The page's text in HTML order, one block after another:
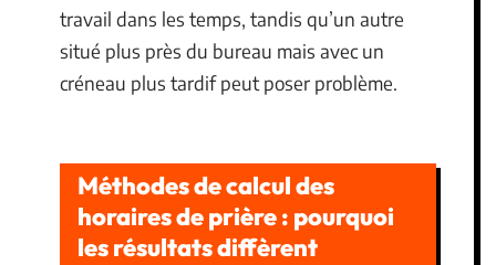
travail dans les temps, tandis qu’un autre
situé plus près du bureau mais avec un
créneau plus tardif peut poser problème.
Méthodes de calcul des
horaires de prière : pourquoi
les résultats diffèrent